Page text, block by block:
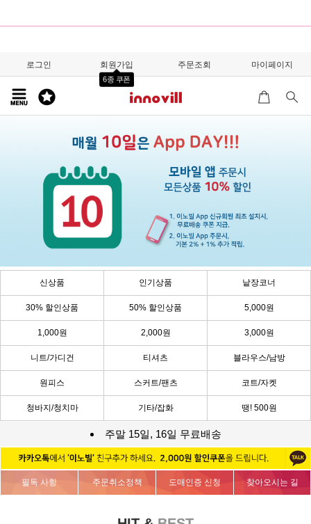
로그인 회원가입
6종 쿠폰
주문조회 마이페이지
신상품 인기상품 낱장코너
30% 할인상품 50% 할인상품 5,000원
1,000원 2,000원 3,000원
니트/가디건 티셔츠 블라우스/남방
원피스 스커트/팬츠 코트/자켓
청바지/청치마 기타/잡화 땡! 500원
주말 15일, 16일 무료배송
필독 사항 주문취소정책 도매인증 신청 찾아오시는 길